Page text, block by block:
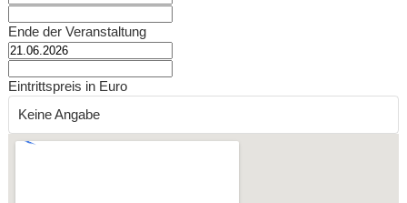
Ende der Veranstaltung
Eintrittspreis in Euro
Keine Angabe